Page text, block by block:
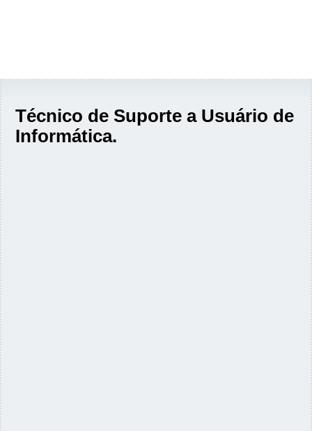
Técnico de Suporte a Usuário de
Informática.